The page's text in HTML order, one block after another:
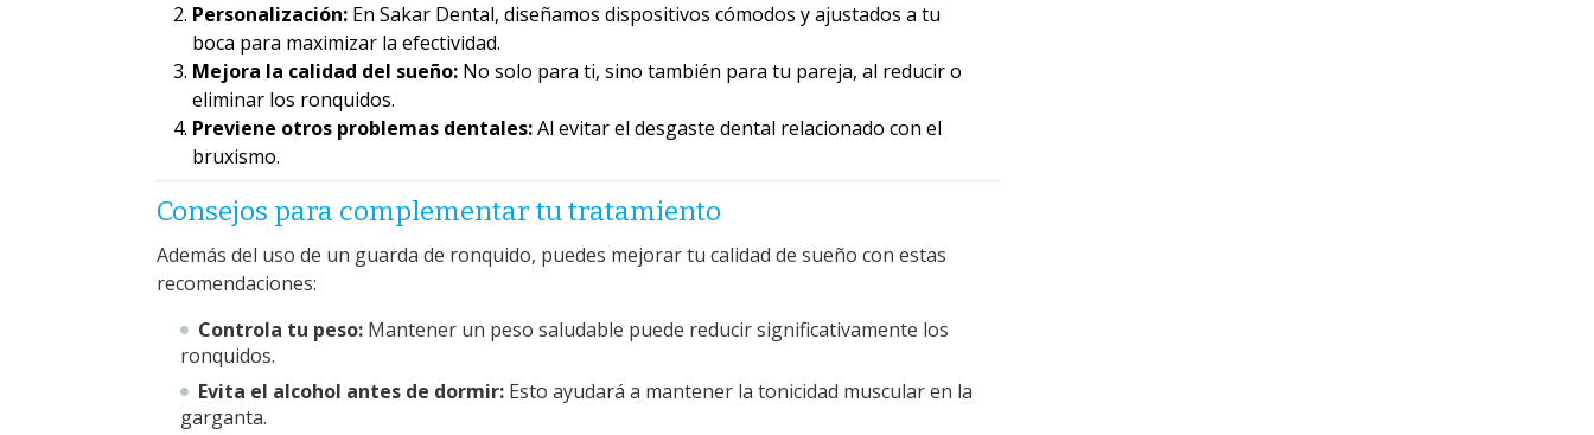
Personalización: En Sakar Dental, diseñamos dispositivos cómodos y ajustados a tu
boca para maximizar la efectividad.
Mejora la calidad del sueño: No solo para ti, sino también para tu pareja, al reducir o
eliminar los ronquidos.
Previene otros problemas dentales:Al evitar el desgaste dental relacionado con el
bruxismo.
Consejos para complementar tu tratamiento
Además del uso de un guarda de ronquido, puedes mejorar tu calidad de sueño con estas
recomendaciones:
Controla tu peso: Mantener un peso saludable puede reducir significativamente los
ronquidos.
Evita el alcohol antes de dormir: Esto ayudará a mantener la tonicidad muscular en la
garganta.